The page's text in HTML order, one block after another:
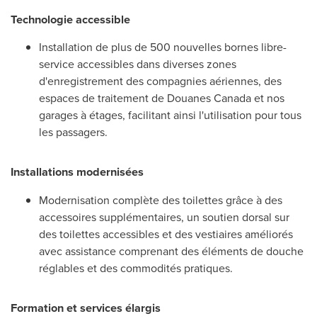
Technologie accessible
Installation de plus de 500 nouvelles bornes libre-
service accessibles dans diverses zones
d'enregistrement des compagnies aériennes, des
espaces de traitement de Douanes Canada et nos
garages à étages, facilitant ainsi l'utilisation pour tous
les passagers.
Installations modernisées
Modernisation complète des toilettes grâce à des
accessoires supplémentaires, un soutien dorsal sur
des toilettes accessibles et des vestiaires améliorés
avec assistance comprenant des éléments de douche
réglables et des commodités pratiques.
Formation et services élargis